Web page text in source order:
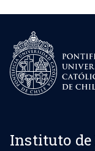
Instituto de